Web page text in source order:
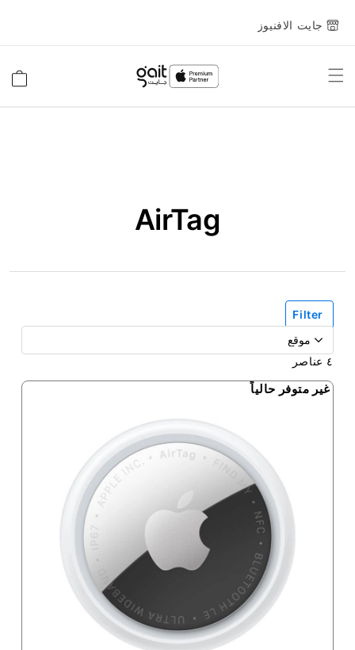
جايت الافنيوز
Toggle
AirTag
Filter
٤ عناصر
غير متوفر حالياً